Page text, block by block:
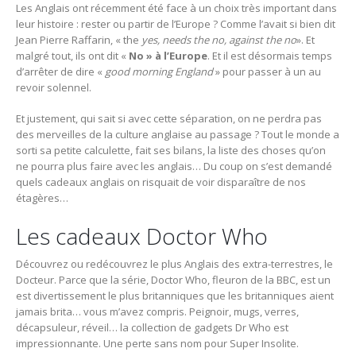
Les Anglais ont récemment été face à un choix très important dans
leur histoire : rester ou partir de l’Europe ? Comme l’avait si bien dit
Jean Pierre Raffarin, « the yes, needs the no, against the no». Et
malgré tout, ils ont dit « No » à l’Europe. Et il est désormais temps
d’arrêter de dire « good morning England» pour passer à un au
revoir solennel.
Et justement, qui sait si avec cette séparation, on ne perdra pas
des merveilles de la culture anglaise au passage ? Tout le monde a
sorti sa petite calculette, fait ses bilans, la liste des choses qu’on
ne pourra plus faire avec les anglais… Du coup on s’est demandé
quels cadeaux anglais on risquait de voir disparaître de nos
étagères…
Les cadeaux Doctor Who
Découvrez ou redécouvrez le plus Anglais des extra-terrestres, le
Docteur. Parce que la série, Doctor Who, fleuron de la BBC, est un
est divertissement le plus britanniques que les britanniques aient
jamais brita… vous m’avez compris. Peignoir, mugs, verres,
décapsuleur, réveil… la collection de gadgets Dr Who est
impressionnante. Une perte sans nom pour Super Insolite.